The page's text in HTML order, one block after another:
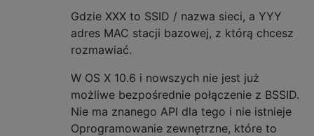
Gdzie XXX to SSID / nazwa sieci, a YYY
adres MAC stacji bazowej, z którą chcesz
rozmawiać.
W OS X 10.6 i nowszych nie jest już
możliwe bezpośrednie połączenie z BSSID.
Nie ma znanego API dla tego i nie istnieje
Oprogramowanie zewnętrzne, które to